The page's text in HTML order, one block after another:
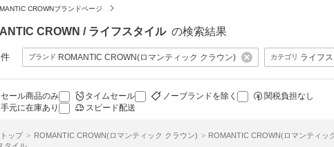
CROWNブランドページ
CROWN / ライフスタイル の検索結果
ブランド ROMANTIC CROWN(ロマンティック クラウン) カテゴリ ライフ
セール商品のみ タイムセール ノーブランドを除く
関税負担なし
手元に在庫あり
スピード配送
ップ ROMANTIC CROWN(ロマンティック クラウン)
ROMANTIC CROWN(ロマンティッ